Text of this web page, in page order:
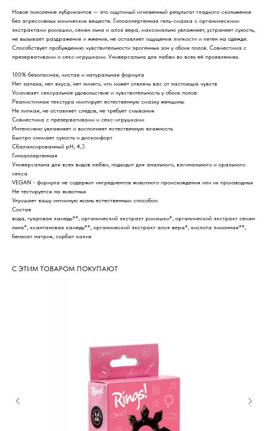
Новое поколение лубрикантов — это ощутимый мгновенный результат гладкого скольжения
без агрессивных химических веществ. Гипоаллергенная гель-смазка с органическими
экстрактами ромашки, семян льна и алоэ вера, максимально увлажняет, устраняет сухость,
не вызывает раздражения и жжения, не оставляет ощущения липкости и пятен на одежде.
Способствует пробуждению чувствительности эрогенных зон у обоих полов. Совместима с
презервативами и секс-игрушками. Универсальна для любви во всех её проявлениях.
100% безопасная, чистая и натуральная формула
Нет запаха, нет вкуса, нет ничего, что может отвлечь вас от настоящих чувств
Усиливает сексуальное удовольствие и чувствительность у обоих полов
Реалистичная текстура имитирует естественную смазку женщины
Не липкая, не оставляет следов, не требует смывания
Совместима с презервативами и секс-игрушками
Интенсивно увлажняет и восполняет естественную влажность
Быстро снимает сухость и дискомфорт
Сбалансированный pH, 4,3
Гипоаллергенная
Универсальна для всех видов любви, подходит для анального, вагинального и орального
секса
VEGAN - формула не содержит ингредиентов животного происхождения или их производных
Не тестируется на животных
Улучшает вашу интимную жизнь естественным способом
Состав
вода, гуаровая камедь**, органический экстракт ромашки*, органический экстракт семян
льна*, ксантановая камедь**, органический экстракт алоэ вера*, кислота лимонная**,
бензоат натрия, сорбат калия
С ЭТИМ ТОВАРОМ ПОКУПАЮТ